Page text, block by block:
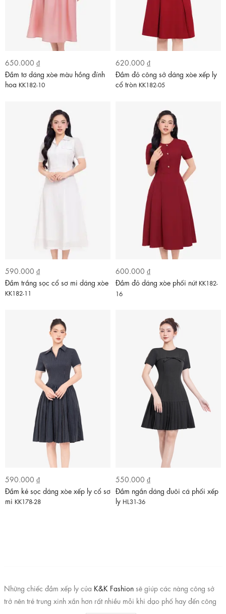
650.000 ₫
Đầm tơ dáng xòe màu hồng đính
hoa KK182-10
620.000 ₫
Đầm đỏ công sở dáng xòe xếp ly
cổ tròn KK182-05
590.000 ₫
Đầm trắng sọc cổ sơ mi dáng xòe
KK182-11
600.000 ₫
Đầm đỏ dáng xòe phối nút KK182-
16
590.000 ₫
Đầm kẻ sọc dáng xòe xếp ly cổ sơ
mi KK178-28
550.000 ₫
Đầm ngắn dáng đuôi cá phối xếp
ly HL31-36
Những chiếc đầm xếp ly của K&K Fashionsẽ giúp các nàng công sở
trở nên trẻ trung xinh xắn hơn rất nhiều mỗi khi dạo phố hay đến công